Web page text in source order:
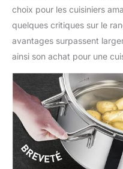
choix pour les cuisiniers
quelques critiques sur le
avantages surpassent
ainsi son achat pour une